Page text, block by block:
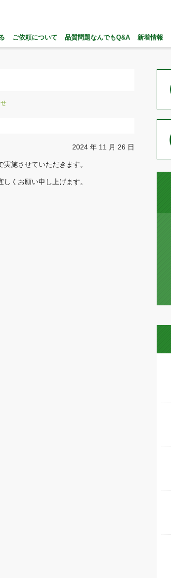
ご依頼について 品質問題なんでもQ&A 新着情報
2024 年 11 月 26 日
施させていただきます。
くお願い申し上げます。